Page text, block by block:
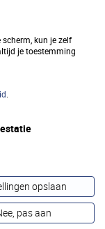
kun je zelf
je toestemming
opslaan
pas aan